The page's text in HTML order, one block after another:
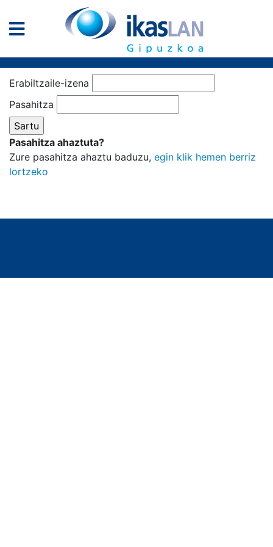
Erabiltzaile-izena
Pasahitza
Pasahitza ahaztuta?
Zure pasahitza ahaztu baduzu, egin klik hemen berriz
lortzeko